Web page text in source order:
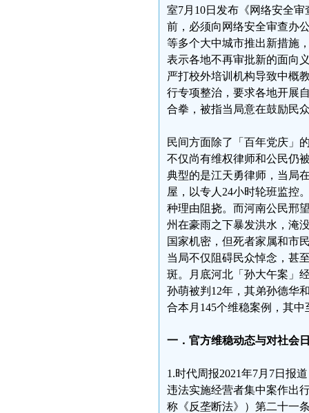
室7月10日发布《网络安全
前，必须向网络安全审查办
等多个大中城市推出新措施
表示各地不再审批新的面向
严打校外培训机构导致中概
行专项整治，要求各地开展
合拳，被指当局意在鼓励民
民间方面除了「百年党庆」
不仅尚有维权律师和公民仍
典型的是江天勇律师，当局
屋，以专人24小时轮班监控
种理由阻挠。而河南公民邢
州在豪雨之下暴发洪水，淹
国家机密，但死者家属和市
当局不仅阻碍民众悼念，甚
斑。月底河北「孙大午案」
孙萌被判12年，其弟孙德华
合本月145个维稳案例，其
一．官方维稳动态与对社会
1.时代周报2021年7月7日报
违法实施经营者集中案作出
称《反垄断法》）第二十一